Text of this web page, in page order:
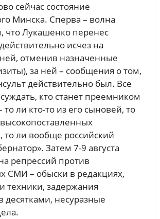
сейчас состояние
Минска. Сперва – волна
что Лукашенко перенес
исчез на
отменив назначенные
за ней – сообщения о том,
действительно был. Все
кто станет преемником
ли кто-то из его сыновей, то
то ли вообще российский
Затем 7-9 августа
репрессий против
СМИ – обыски в редакциях,
техники, задержания
десятками, несуразные